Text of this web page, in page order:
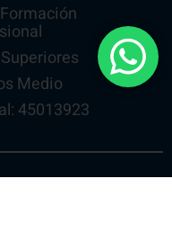
Medio
45013923